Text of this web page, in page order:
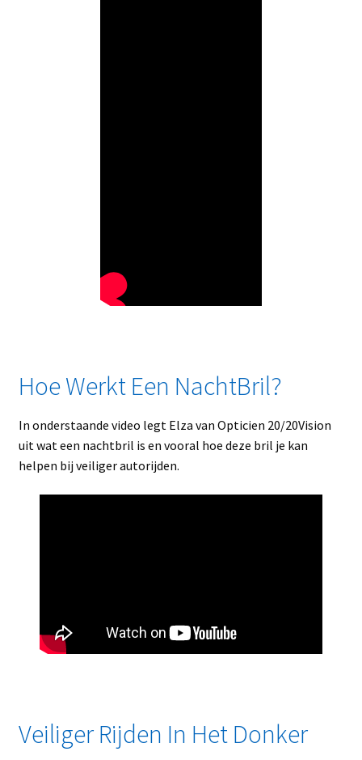
Hoe Werkt Een NachtBril?
In onderstaande video legt Elza van Opticien 20/20Vision
uit wat een nachtbril is en vooral hoe deze bril je kan
helpen bij veiliger autorijden.
Veiliger Rijden In Het Donker